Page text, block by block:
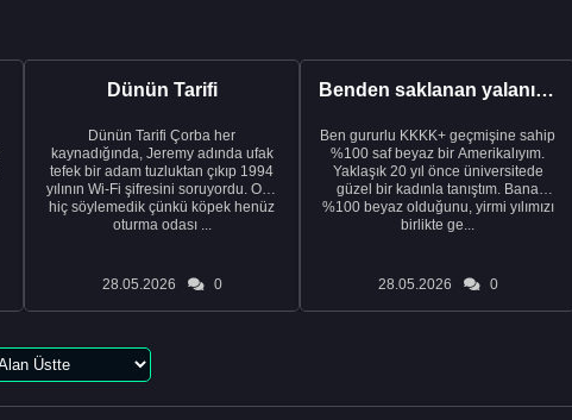
Dünün Tarifi
Dünün Tarifi Çorba her
kaynadığında, Jeremy adında ufak
tefek bir adam tuzluktan çıkıp 1994
yılının Wi-Fi şifresini soruyordu. Ona
hiç söylemedik çünkü köpek henüz
oturma odası ...
28.05.2026 0
Benden saklanan yalanı ortaya çıkardıktan sonra eşimden...
Ben gururlu KKKK+ geçmişine sahip
%100 saf beyaz bir Amerikalıyım.
Yaklaşık 20 yıl önce üniversitede
güzel bir kadınla tanıştım. Bana
%100 beyaz olduğunu, yirmi yılımızı
birlikte ge...
28.05.2026 0